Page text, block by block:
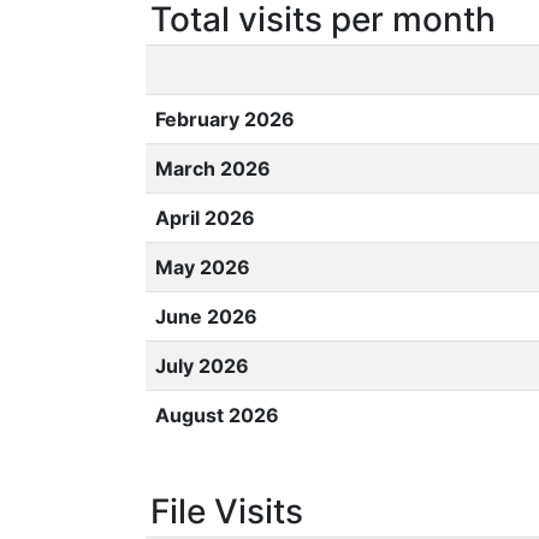
Total visits per month
February 2026
March 2026
April 2026
May 2026
June 2026
July 2026
August 2026
File Visits